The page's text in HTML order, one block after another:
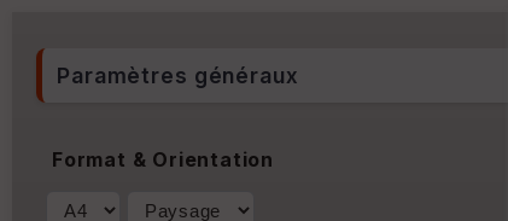
Paramètres généraux
Format & Orientation